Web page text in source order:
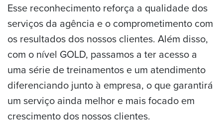
Esse reconhecimento reforça a qualidade dos
serviços da agência e o comprometimento com
os resultados dos nossos clientes. Além disso,
com o nível GOLD, passamos a ter acesso a
uma série de treinamentos e um atendimento
diferenciando junto à empresa, o que garantirá
um serviço ainda melhor e mais focado em
crescimento dos nossos clientes.